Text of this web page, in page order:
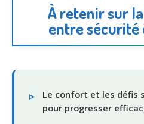
À retenir sur
entre
Le confort et les défis
pour progresser